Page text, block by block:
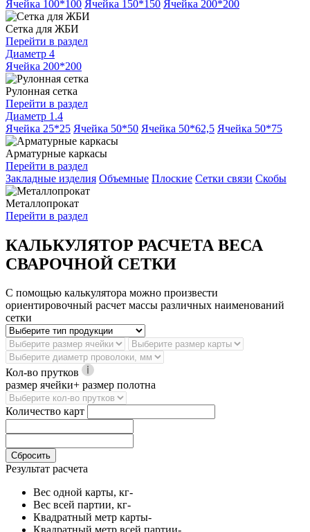
Ячейка 100*100 Ячейка 150*150 Ячейка 200*200
Сетка для ЖБИ
Перейти в раздел
Диаметр 4
Ячейка 200*200
Рулонная сетка
Перейти в раздел
Диаметр 1.4
Ячейка 25*25 Ячейка 50*50 Ячейка 50*62,5 Ячейка 50*75
Арматурные каркасы
Перейти в раздел
Закладные изделия Объемные Плоские Сетки связи Скобы
Металлопрокат
Перейти в раздел
КАЛЬКУЛЯТОР РАСЧЕТА ВЕСА
СВАРОЧНОЙ СЕТКИ
С помощью калькулятора можно произвести
ориентировочный расчет массы различных наименований
сетки
Кол-во прутков
размер ячейки+ размер полотна
Количество карт
Сбросить
Результат расчета
Вес одной карты, кг-
Вес всей партии, кг-
Квадратный метр карты-